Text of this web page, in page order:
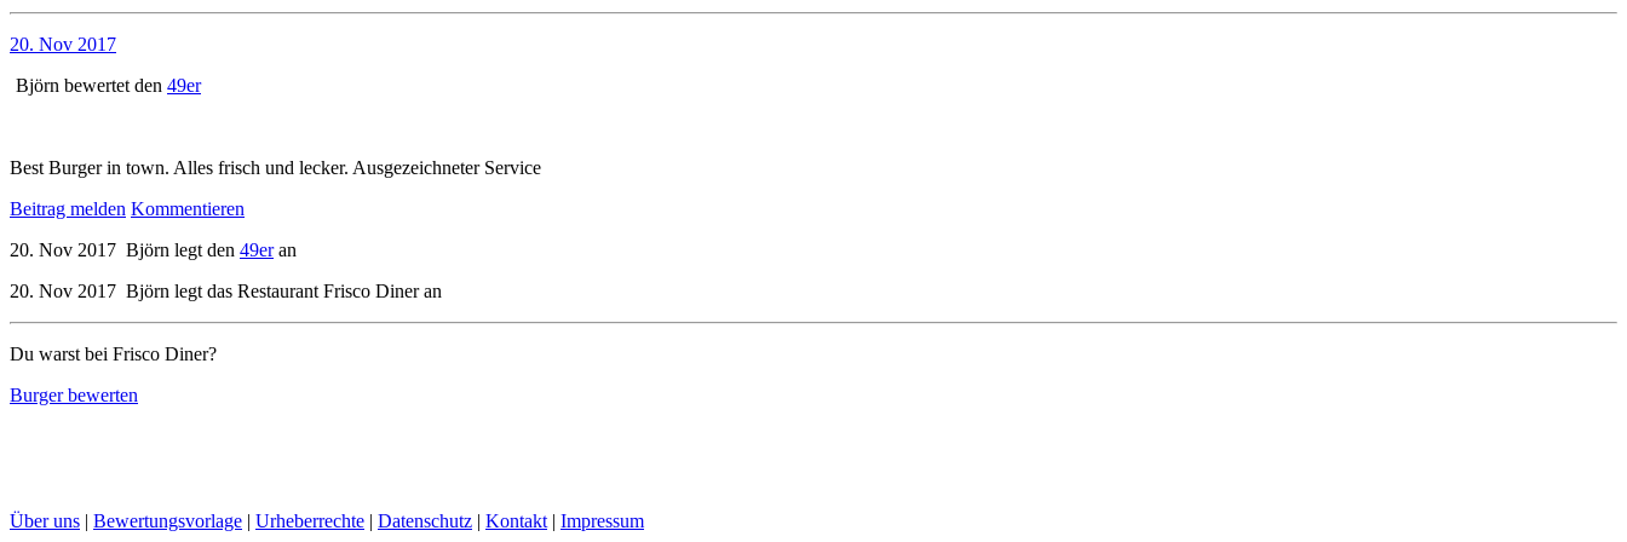
20. Nov 2017
Björn bewertet den 49er
Best Burger in town. Alles frisch und lecker. Ausgezeichneter Service
Beitrag melden Kommentieren
20. Nov 2017 Björn legt den 49eran
20. Nov 2017 Björn legt das Restaurant Frisco Dineran
Du warst bei Frisco Diner?
Burger bewerten
Über uns | Bewertungsvorlage | Urheberrechte | Datenschutz | Kontakt | Impressum